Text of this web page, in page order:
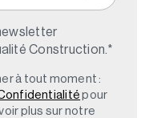
Construction. *
à tout moment :
pour
plus sur notre